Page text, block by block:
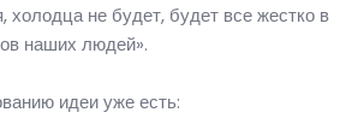
холодца не будет, будет все жестко в
наших людей».
идеи уже есть: